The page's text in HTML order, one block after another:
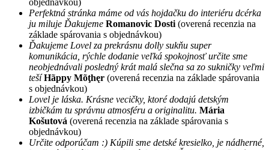
objednávkou)
Perfektná stránka máme od vás hojdačku do interiéru dcérka
ju miluje Ďakujeme Romanovic Dosti (overená recenzia na
základe spárovania s objednávkou)
Ďakujeme Lovel za prekrásnu dolly sukňu super
komunikácia, rýchle dodanie veľká spokojnosť určite sme
neobjednávali posledný krát malá slečna sa zo sukničky veľmi
tešíHãppy Mõţhęr (overená recenzia na základe spárovania
s objednávkou)
Lovel je láska. Krásne vecičky, ktoré dodajú detským
izbičkám tu správnu atmosféru a originalitu. Mária
Košutová (overená recenzia na základe spárovania s
objednávkou)
Určite odporúčam :) Kúpili sme detské kresielko, je nádherné,